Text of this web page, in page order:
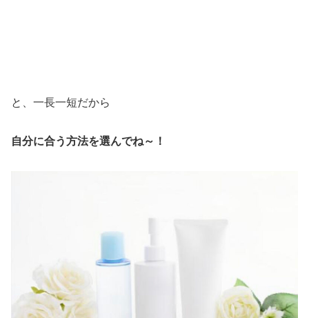
と、一長一短だから
自分に合う方法を選んでね～！